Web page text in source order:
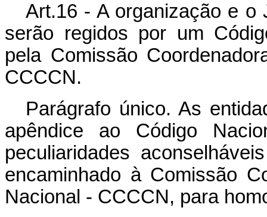
Art.16 - A organização e o
serão regidos por um
pela Comissão
CCCCN.
Parágrafo único. As
apêndice ao Código
peculiaridades
encaminhado à Comissão
Nacional - CCCCN, para